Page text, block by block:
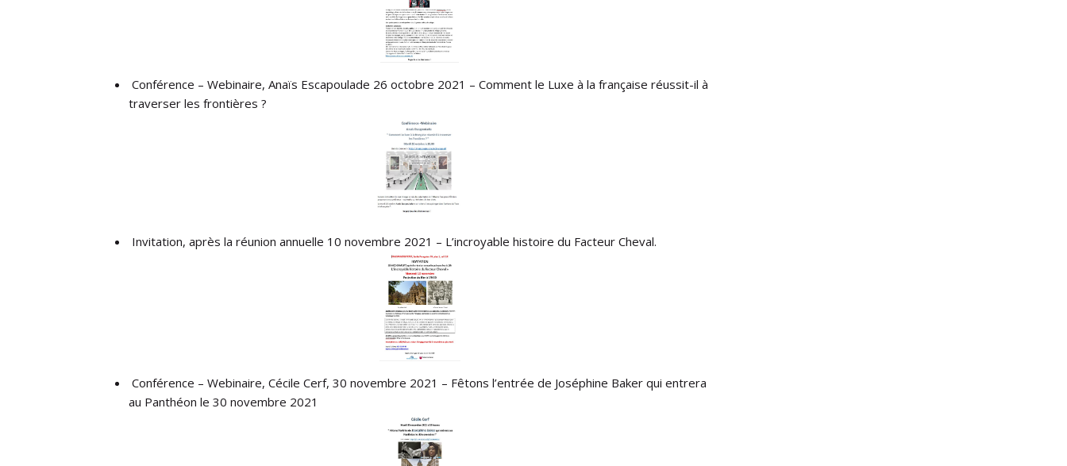
Conférence – Webinaire, Anaïs Escapoulade 26 octobre 2021 – Comment le Luxe à la française réussit-il à
traverser les frontières ?
Invitation, après la réunion annuelle 10 novembre 2021 – L’incroyable histoire du Facteur Cheval.
Conférence – Webinaire, Cécile Cerf, 30 novembre 2021 – Fêtons l’entrée de Joséphine Baker qui entrera
au Panthéon le 30 novembre 2021